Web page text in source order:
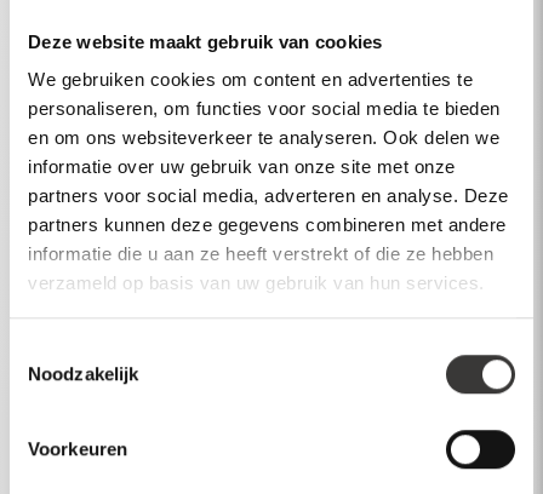
Deze website maakt gebruik van cookies
We gebruiken cookies om content en advertenties te
personaliseren, om functies voor social media te bieden
en om ons websiteverkeer te analyseren. Ook delen we
informatie over uw gebruik van onze site met onze
partners voor social media, adverteren en analyse. Deze
partners kunnen deze gegevens combineren met andere
informatie die u aan ze heeft verstrekt of die ze hebben
verzameld op basis van uw gebruik van hun services.
Noodzakelijk
Voorkeuren
Spiegels
Baden
Kranen
Wastafels
Meer producten
Inspiratie